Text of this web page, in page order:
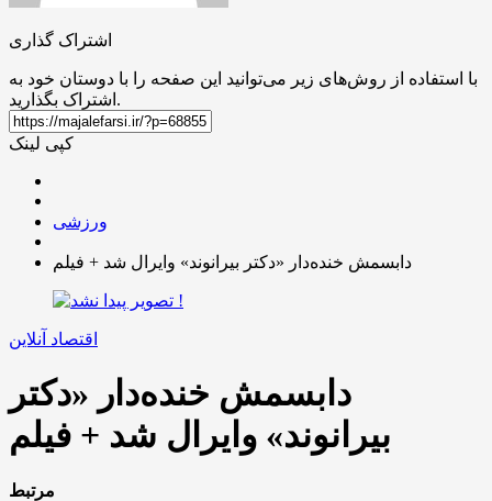
اشتراک گذاری
با استفاده از روش‌های زیر می‌توانید این صفحه را با دوستان خود به
اشتراک بگذارید.
کپی لینک
ورزشی
دابسمش خنده‌دار «دکتر بیرانوند» وایرال شد + فیلم
اقتصاد آنلاین
دابسمش خنده‌دار «دکتر
بیرانوند» وایرال شد + فیلم
مرتبط